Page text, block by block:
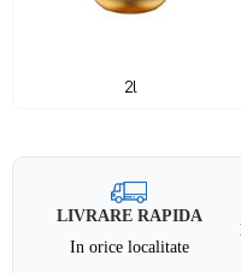
2l
LIVRARE RAPIDA
In orice localitate